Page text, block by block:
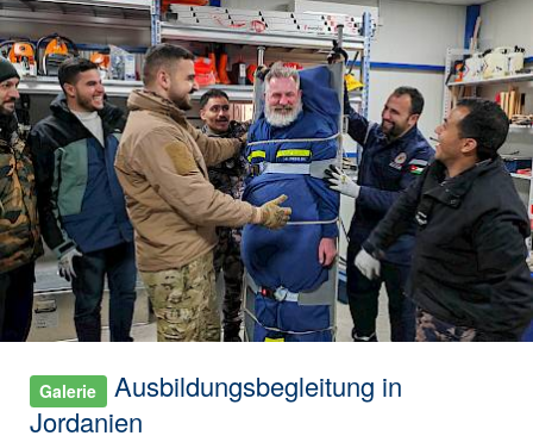
Galerie
Ausbildungsbegleitung in
Jordanien